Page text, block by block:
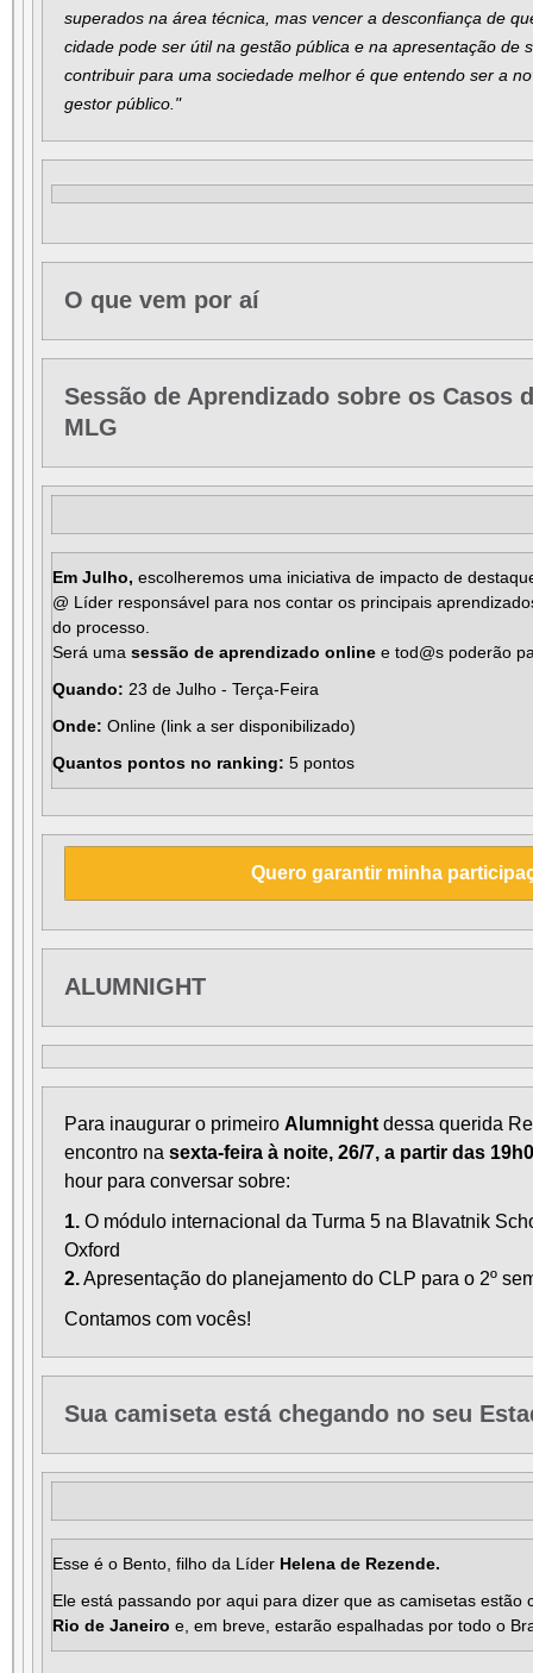
superados na área técnica, mas vencer a desconfiança de
cidade pode ser útil na gestão pública e na apresentação de
contribuir para uma sociedade melhor é que entendo ser a
gestor público."
O que vem por aí
Sessão de Aprendizado sobre os Casos
MLG
Em Julho, escolheremos uma iniciativa de impacto de
@ Líder responsável para nos contar os principais
do processo.
Será uma sessão de aprendizado online e tod@s poderão
Quando: 23 de Julho - Terça-Feira
Onde: Online (link a ser disponibilizado)
Quantos pontos no ranking: 5 pontos
Quero garantir minha
ALUMNIGHT
Para inaugurar o primeiro Alumnight dessa querida
encontro na sexta-feira à noite, 26/7, a partir das
hour para conversar sobre:
1. O módulo internacional da Turma 5 na Blavatnik
Oxford
2.Apresentação do planejamento do CLP para o 2º
Contamos com vocês!
Sua camiseta está chegando no seu
Esse é o Bento, filho da Líder Helena de Rezende.
Ele está passando por aqui para dizer que as camisetas estão
Rio de Janeiro e, em breve, estarão espalhadas por todo o